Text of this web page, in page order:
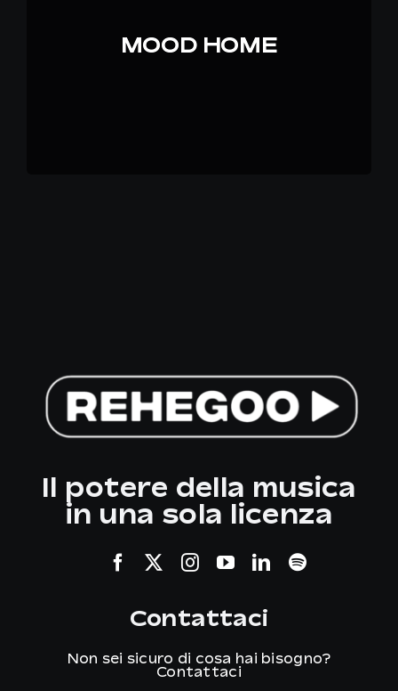
MOOD HOME
Il potere della musica
in una sola licenza
Contattaci
Non sei sicuro di cosa hai bisogno?
Contattaci